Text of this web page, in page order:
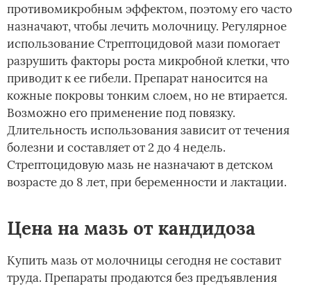
противомикробным эффектом, поэтому его часто
назначают, чтобы лечить молочницу. Регулярное
использование Стрептоцидовой мази помогает
разрушить факторы роста микробной клетки, что
приводит к ее гибели. Препарат наносится на
кожные покровы тонким слоем, но не втирается.
Возможно его применение под повязку.
Длительность использования зависит от течения
болезни и составляет от 2 до 4 недель.
Стрептоцидовую мазь не назначают в детском
возрасте до 8 лет, при беременности и лактации.
Цена на мазь от кандидоза
Купить мазь от молочницы сегодня не составит
труда. Препараты продаются без предъявления